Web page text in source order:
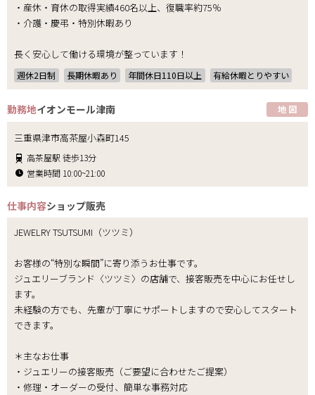
・産休・育休の取得実績460名以上、復職率約75％
・介護・慶弔・特別休暇あり
長く安心して働ける環境が整っています！
週休2日制 長期休暇あり 年間休日110日以上 有給休暇とりやすい
勤務地イオンモール津南 地 図
三重県津市高茶屋小森町145
高茶屋駅 徒歩13分
営業時間 10:00~21:00
仕事内容ショップ販売
JEWELRY TSUTSUMI（ツツミ）
お客様の“特別な瞬間”に寄り添うお仕事です。
ジュエリーブランド〈ツツミ〉の店舗で、接客販売を中心にお任せし
ます。
未経験の方でも、先輩が丁寧にサポートしますので安心してスタート
できます。
＊主なお仕事
・ジュエリーの接客販売（ご要望に合わせたご提案）
・修理・オーダーの受付、簡単な事務対応